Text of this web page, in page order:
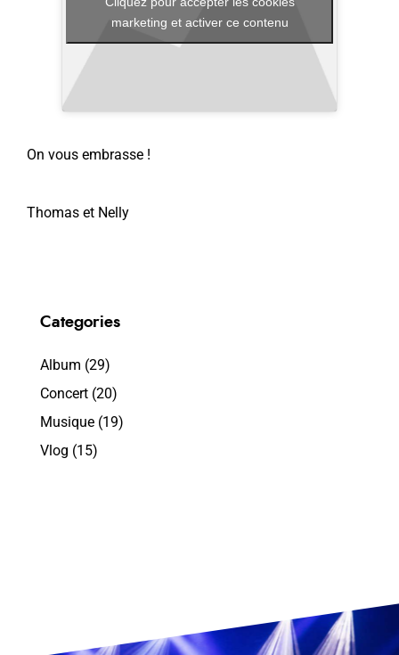
marketing et activer ce contenu
On vous embrasse !
Thomas et Nelly
Categories
Album (29)
Concert (20)
Musique (19)
Vlog (15)